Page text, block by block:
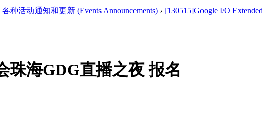
各种活动通知和更新 (Events Announcements) › [130515]Google I/O Extended
珠海GDG直播之夜 报名